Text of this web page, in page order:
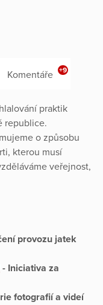
Komentáře +9
praktik
republice.
o způsobu
kterou musí
veřejnost,
provozu jatek
- Iniciativa za
fotografií a videí